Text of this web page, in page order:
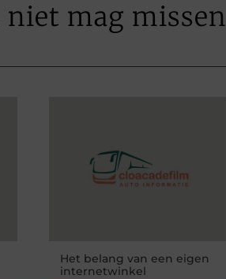
niet mag missen
Het belang van een eigen
internetwinkel